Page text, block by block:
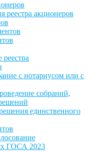
реестра акционеров
реестра
с нотариусом или с
собраний,
единственного
ГОСА 2023